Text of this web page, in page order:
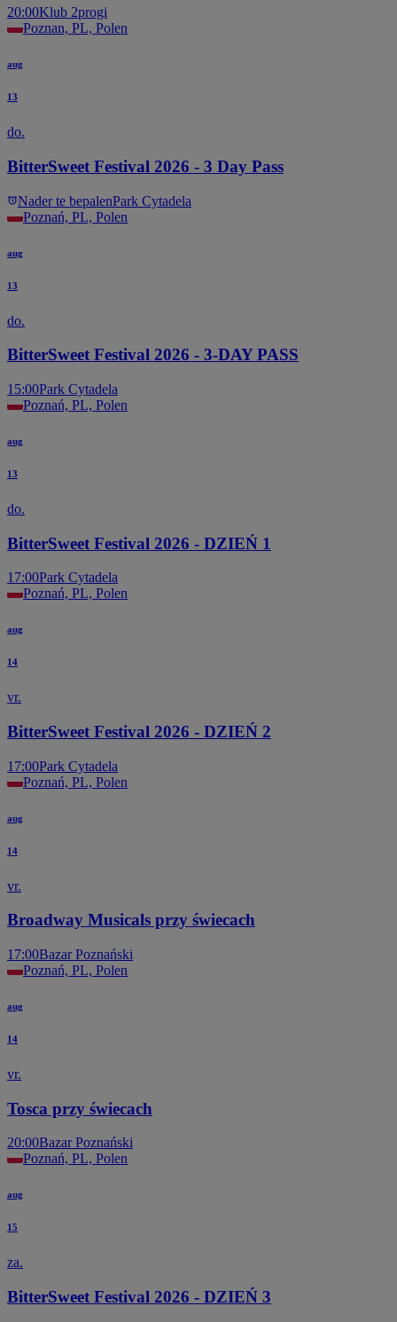
20:00Klub 2progi
Poznan, PL, Polen
aug
13
do.
BitterSweet Festival 2026 - 3 Day Pass
Nader te bepalenPark Cytadela
Poznań, PL, Polen
aug
13
do.
BitterSweet Festival 2026 - 3-DAY PASS
15:00Park Cytadela
Poznań, PL, Polen
aug
13
do.
BitterSweet Festival 2026 - DZIEŃ 1
17:00Park Cytadela
Poznań, PL, Polen
aug
14
vr.
BitterSweet Festival 2026 - DZIEŃ 2
17:00Park Cytadela
Poznań, PL, Polen
aug
14
vr.
Broadway Musicals przy świecach
17:00Bazar Poznański
Poznań, PL, Polen
aug
14
vr.
Tosca przy świecach
20:00Bazar Poznański
Poznań, PL, Polen
aug
15
za.
BitterSweet Festival 2026 - DZIEŃ 3